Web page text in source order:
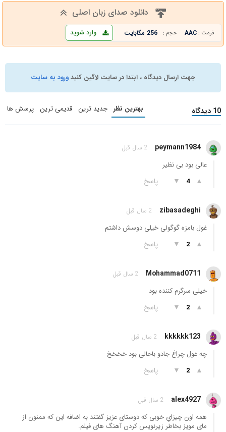
دانلود صدای زبان اصلی
فرمت : AAC حجم : 256 مگابایت وارد شوید
جهت ارسال دیدگاه ، ابتدا در سایت لاگین کنیدورود به سایت
10 دیدگاه بهترین نظر جدید ترین قدیمی ترین پرسش ها
peymann1984 2 سال قبل
عالی بود بی نظیر
▲
4
▼ پاسخ
zibasadeghi 2 سال قبل
غول بامزه گوگولی خیلی دوسش داشتم
▲
2
▼ پاسخ
Mohammad0711 2 سال قبل
خیلی سرگرم کننده بود
▲
2
▼ پاسخ
kkkkkk123 2 سال قبل
چه غول چراغ جادو باحالی بود خخخخ
▲
2
▼ پاسخ
alex4927 2 سال قبل
همه اون چیزایِ خوبی که دوستای عزیز گفتند به اضافه این که ممنون از
مای مویز بخاطر زیرنویس کردن آهنگ های فیلم.